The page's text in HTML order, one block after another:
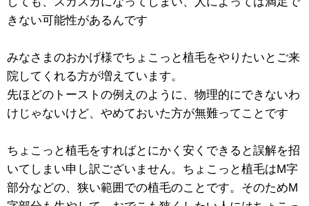
きない可能性があるんです
みなさまのおかげ様でちょこっと植毛をやりたいとご来
院してくれる方が増えています。
先ほどのトーストの例えのように、物理的にできないわ
けじゃないけど、やめておいた方が無難ってことです
ちょこっと植毛をすればとにかく安くできると誤解を招
いてしまい申し訳ございません。ちょこっと植毛はM字
部分などの、狭い範囲での植毛のことです。そのためM